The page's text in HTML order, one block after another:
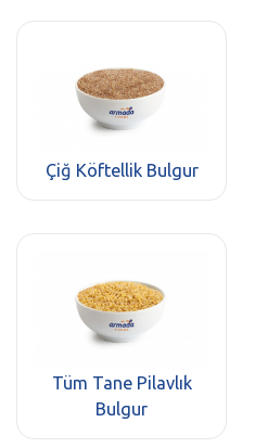
Çiğ Köftellik Bulgur
Tüm Tane Pilavlık
Bulgur